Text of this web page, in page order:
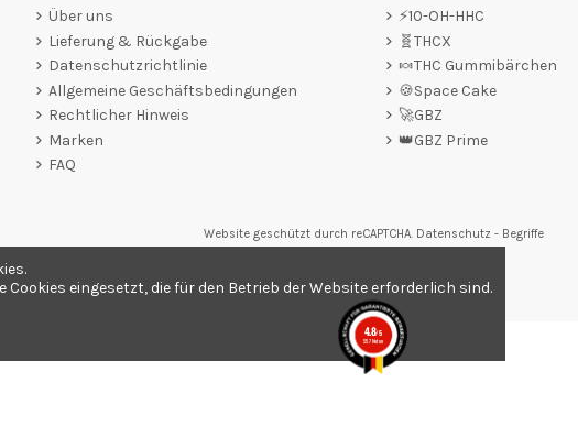
Über uns
Lieferung & Rückgabe
Datenschutzrichtlinie
Allgemeine Geschäftsbedingungen
Rechtlicher Hinweis
Marken
FAQ
⚡10-OH-HHC
🧬THCX
🍬THC Gummibärchen
🍪Space Cake
🚀GBZ
👑GBZ Prime
Website geschützt durch reCAPTCHA. Datenschutz - Begriffe
Bewertungen,
nur ab 18 Jahren.
eingesetzt, die für den Betrieb der Website erforderlich sind.
4.8/5
557 Noten